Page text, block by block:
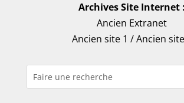
Archives Site Internet :
Ancien Extranet
Ancien site 1 /Ancien